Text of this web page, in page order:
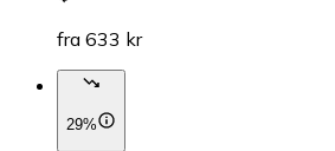
fra 633 kr
29%